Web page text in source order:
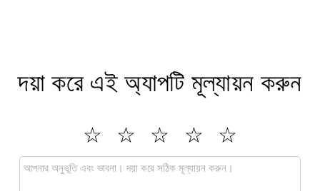
দয়া করে এই অ্যাপটি মূল্যায়ন করুন